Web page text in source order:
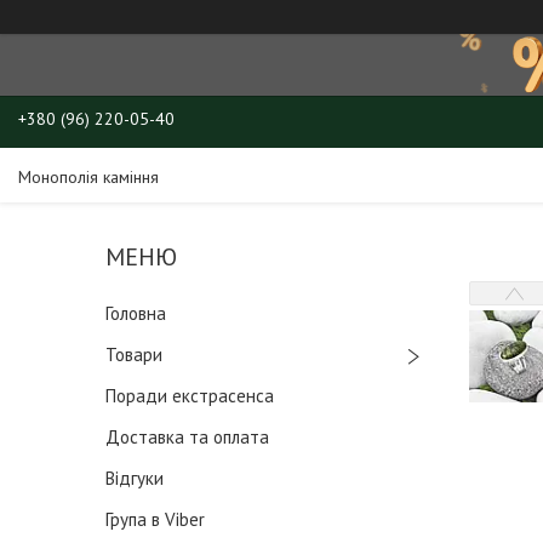
+380 (96) 220-05-40
Монополія каміння
Головна
Товари
Поради екстрасенса
Доставка та оплата
Відгуки
Група в Viber